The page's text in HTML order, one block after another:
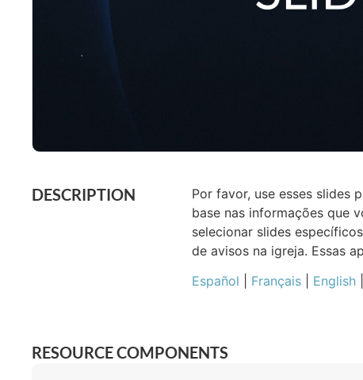
DESCRIPTION
Por favor, use esses slides
base nas informações que
selecionar slides
de avisos na igreja. Essas
Español
Français| English|
RESOURCE COMPONENTS